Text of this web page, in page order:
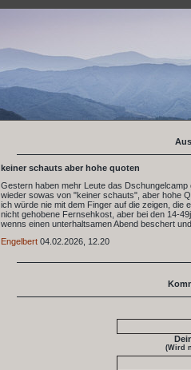
keiner schauts aber hohe quoten
Gestern haben mehr Leute das
wieder sowas von "keiner schauts", aber hohe
ich würde nie mit dem Finger auf die zeigen, die
nicht gehobene Fernsehkost, aber bei den 14-
wenns einen unterhaltsamen Abend beschert
Engelbert 04.02.2026, 12.20
(Wird